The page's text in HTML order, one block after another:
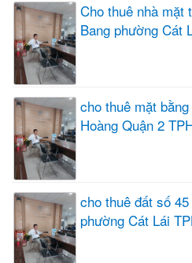
Cho thuê nhà mặt
Bang phường Cát
cho thuê mặt
Hoàng Quận 2
cho thuê đất số
phường Cát Lái